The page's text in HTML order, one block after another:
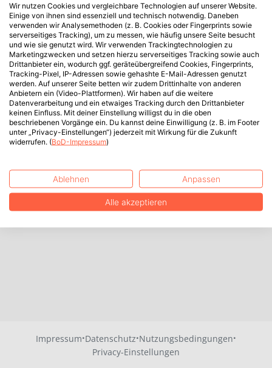
Impressum·Datenschutz·Nutzungsbedingungen·
Privacy-Einstellungen
Wir nutzen Cookies und vergleichbare Technologien auf unserer Website.
Einige von ihnen sind essenziell und technisch notwendig. Daneben
verwenden wir Analysemethoden (z. B. Cookies oder Fingerprints sowie
serverseitiges Tracking), um zu messen, wie häufig unsere Seite besucht
und wie sie genutzt wird. Wir verwenden Trackingtechnologien zu
Marketingzwecken und setzen hierzu serverseitiges Tracking sowie auch
Drittanbieter ein, wodurch ggf. geräteübergreifend Cookies, Fingerprints,
Tracking-Pixel, IP-Adressen sowie gehashte E-Mail-Adressen genutzt
werden. Auf unserer Seite betten wir zudem Drittinhalte von anderen
Anbietern ein (Video-Plattformen). Wir haben auf die weitere
Datenverarbeitung und ein etwaiges Tracking durch den Drittanbieter
keinen Einfluss. Mit deiner Einstellung willigst du in die oben
beschriebenen Vorgänge ein. Du kannst deine Einwilligung (z. B. im Footer
unter „Privacy-Einstellungen“) jederzeit mit Wirkung für die Zukunft
widerrufen. (BoD-Impressum)
Ablehnen Anpassen
Alle akzeptieren